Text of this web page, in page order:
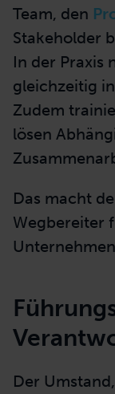
Team, den
Stakeholder
In der Praxis
gleichzeitig
Zudem
lösen
Das macht
Wegbereiter
Der